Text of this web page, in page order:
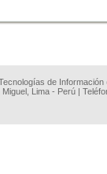
de
Lima - Perú |